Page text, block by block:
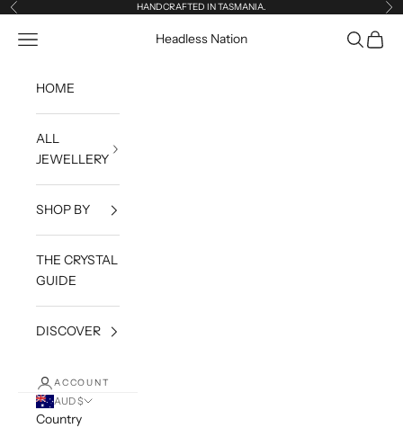
Skip to content
Previous HANDCRAFTED IN TASMANIA.
Headless Nation
Open navigation menu OpenOpen
HOME
ALL
JEWELLERY
SHOP BY
THE CRYSTAL
GUIDE
DISCOVER
ACCOUNT
AUD $
Country